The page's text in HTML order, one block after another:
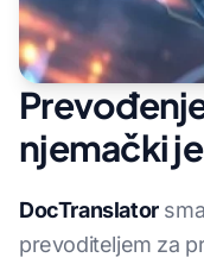
njemački
DocTranslator
prevoditeljem za